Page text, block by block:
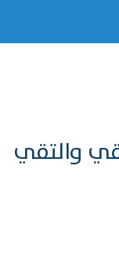
والتقي